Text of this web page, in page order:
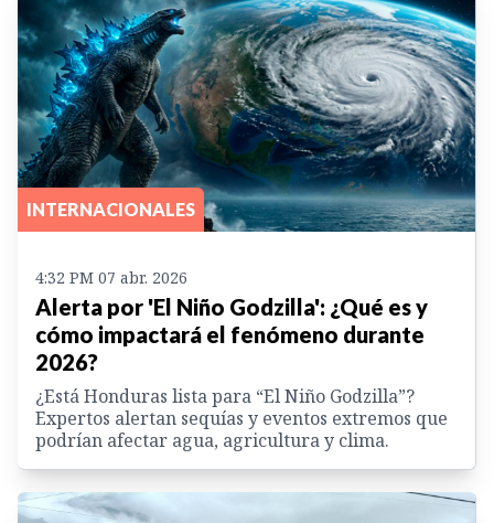
INTERNACIONALES
4:32 PM 07 abr. 2026
Alerta por 'El Niño Godzilla': ¿Qué es y
cómo impactará el fenómeno durante
2026?
¿Está Honduras lista para “El Niño Godzilla”?
Expertos alertan sequías y eventos extremos que
podrían afectar agua, agricultura y clima.